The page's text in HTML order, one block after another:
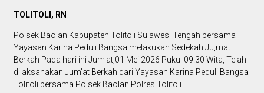
TOLITOLI, RN
Polsek Baolan Kabupaten Tolitoli Sulawesi Tengah bersama
Yayasan Karina Peduli Bangsa melakukan Sedekah Ju,mat
Berkah Pada hari ini Jum'at,01 Mei 2026 Pukul 09.30 Wita, Telah
dilaksanakan Jum'at Berkah dari Yayasan Karina Peduli Bangsa
Tolitoli bersama Polsek Baolan Polres Tolitoli.